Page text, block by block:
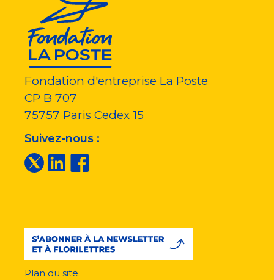
Fondation d'entreprise La Poste
CP B 707
75757 Paris Cedex 15
Suivez-nous :
Plan du site